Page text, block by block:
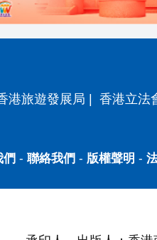
港旅遊發展局 | 香港立法
們 - 聯絡我們 - 版權聲明 -